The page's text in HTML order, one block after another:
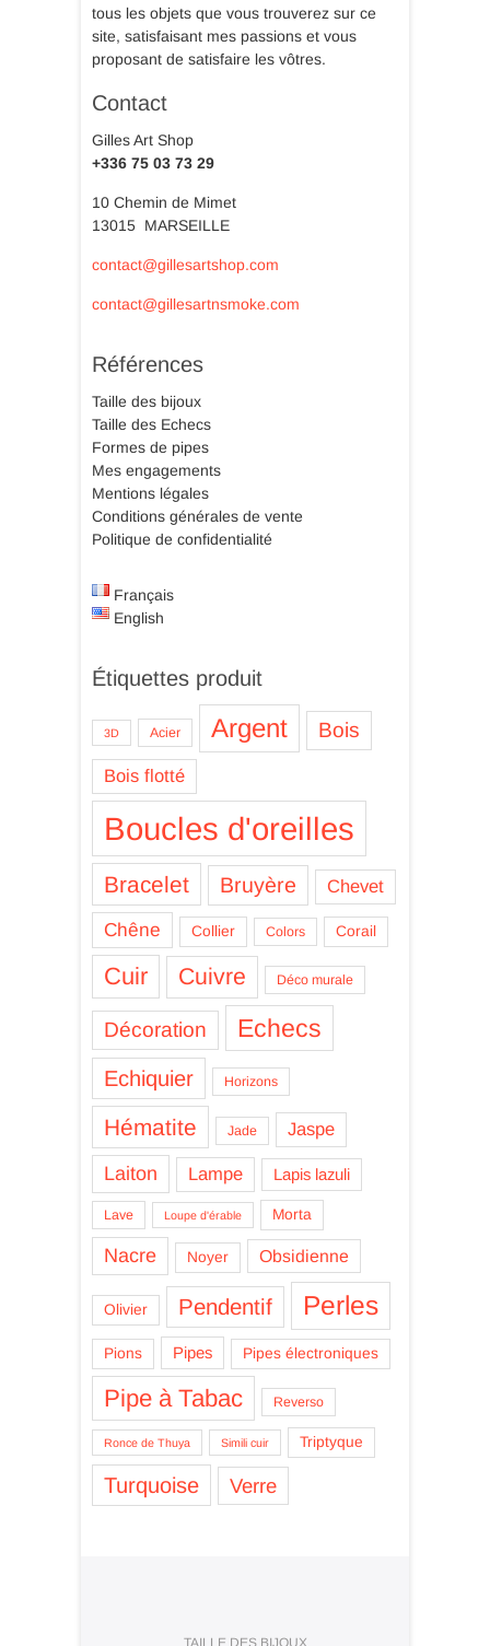
tous les objets que vous trouverez sur ce
site, satisfaisant mes passions et vous
proposant de satisfaire les vôtres.
Contact
Gilles Art Shop
+336 75 03 73 29
10 Chemin de Mimet
13015 MARSEILLE
contact@gillesartshop.com
contact@gillesartnsmoke.com
Références
Taille des bijoux
Taille des Echecs
Formes de pipes
Mes engagements
Mentions légales
Conditions générales de vente
Politique de confidentialité
Français
English
Étiquettes produit
3D Acier Argent Bois
Bois flotté
Boucles d'oreilles
Bracelet Bruyère Chevet
Chêne Collier Colors Corail
Cuir Cuivre Déco murale
Décoration Echecs
Echiquier Horizons
Hématite Jade Jaspe
Laiton Lampe Lapis lazuli
Lave Loupe d'érable Morta
Nacre Noyer Obsidienne
Olivier Pendentif Perles
Pions Pipes Pipes électroniques
Pipe à Tabac Reverso
Ronce de Thuya Simili cuir Triptyque
Turquoise Verre
TAILLE DES BIJOUX